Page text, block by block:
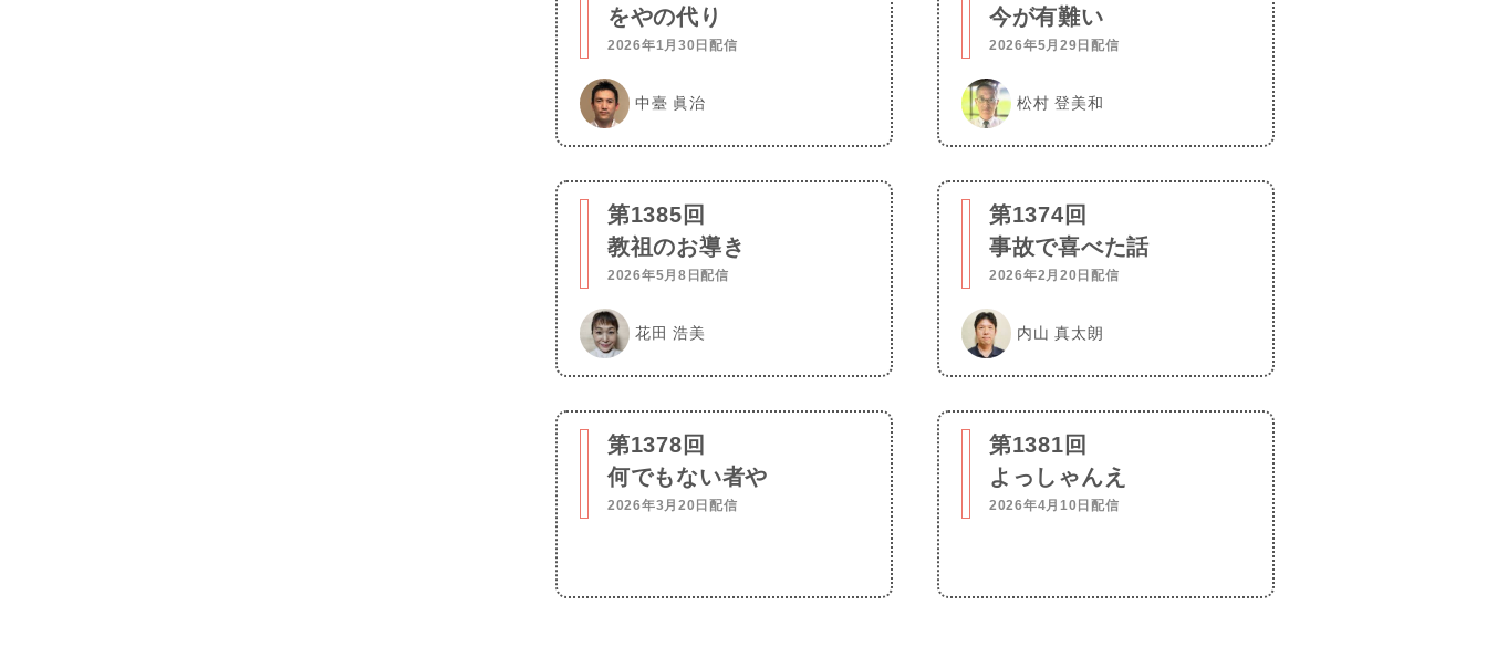
をやの代り
2026年1月30日配信
中臺 眞治
今が有難い
2026年5月29日配信
松村 登美和
第1385回
教祖のお導き
2026年5月8日配信
花田 浩美
第1374回
事故で喜べた話
2026年2月20日配信
内山 真太朗
第1378回
何でもない者や
2026年3月20日配信
第1381回
よっしゃんえ
2026年4月10日配信